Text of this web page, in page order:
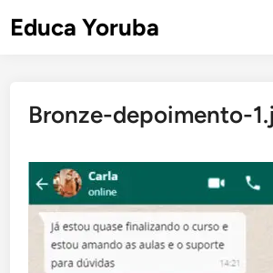
toEduca Yoruba
Bronze-depoimento-